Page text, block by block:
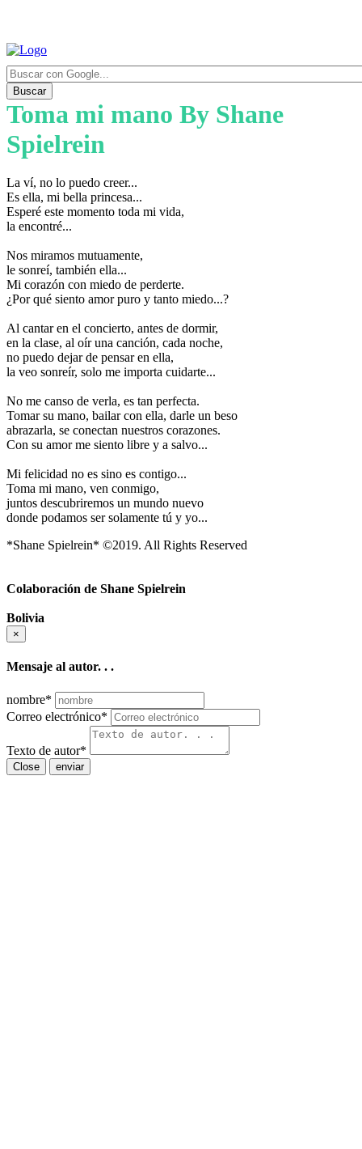
Buscar
Toma mi mano By Shane
Spielrein
La ví, no lo puedo creer...
Es ella, mi bella princesa...
Esperé este momento toda mi vida,
la encontré...
Nos miramos mutuamente,
le sonreí, también ella...
Mi corazón con miedo de perderte.
¿Por qué siento amor puro y tanto miedo...?
Al cantar en el concierto, antes de dormir,
en la clase, al oír una canción, cada noche,
no puedo dejar de pensar en ella,
la veo sonreír, solo me importa cuidarte...
No me canso de verla, es tan perfecta.
Tomar su mano, bailar con ella, darle un beso
abrazarla, se conectan nuestros corazones.
Con su amor me siento libre y a salvo...
Mi felicidad no es sino es contigo...
Toma mi mano, ven conmigo,
juntos descubriremos un mundo nuevo
donde podamos ser solamente tú y yo...
*Shane Spielrein* ©2019. All Rights Reserved
Colaboración de Shane Spielrein
Bolivia
×
Mensaje al autor. . .
nombre*
Correo electrónico*
Texto de autor*
Close enviar